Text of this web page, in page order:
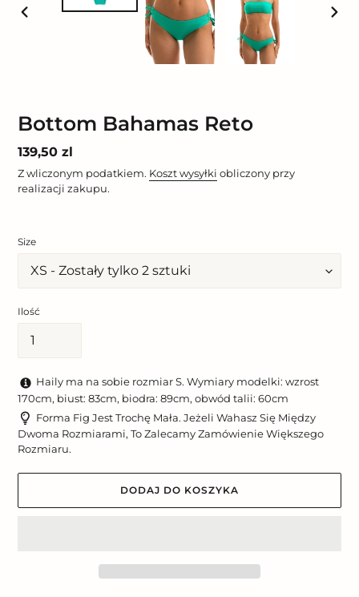
Bottom Bahamas Reto
Cena
regularna
139,50 zl
Z wliczonym podatkiem. Koszt wysyłki obliczony przy
realizacji zakupu.
Size
Ilość
Haily ma na sobie rozmiar S. Wymiary modelki: wzrost
170cm, biust: 83cm, biodra: 89cm, obwód talii: 60cm
Forma Fig Jest Trochę Mała. Jeżeli Wahasz Się Między
Dwoma Rozmiarami, To Zalecamy Zamówienie Większego
Rozmiaru.
DODAJ DO KOSZYKA